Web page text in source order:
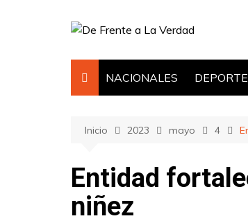
NACIONALES
Inicio 2023 mayo 4
Entidad
niñez